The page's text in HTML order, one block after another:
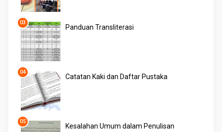
Panduan Transliterasi
Catatan Kaki dan Daftar Pustaka
Kesalahan Umum dalam Penulisan